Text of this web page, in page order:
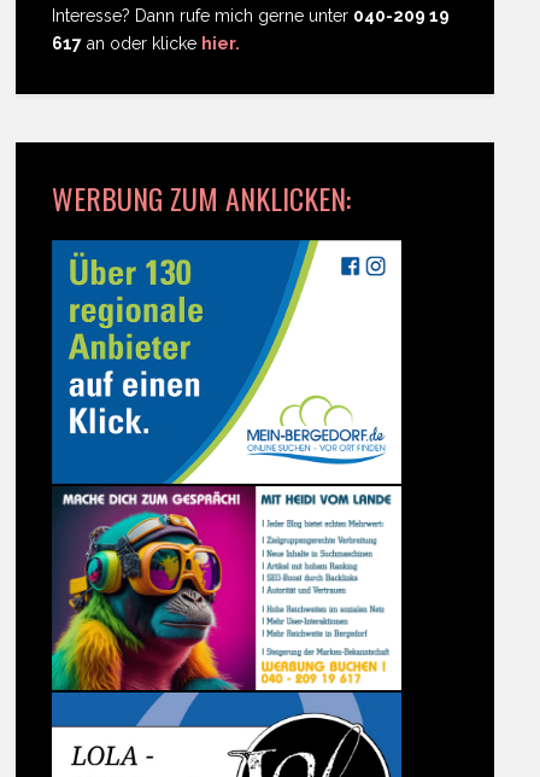
Interesse? Dann rufe mich gerne unter 040-209 19
617 an oder klicke hier.
WERBUNG ZUM ANKLICKEN: